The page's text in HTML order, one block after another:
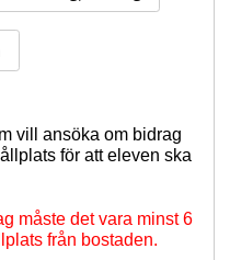
vill ansöka om bidrag
för att eleven ska
måste det vara minst 6
från bostaden.